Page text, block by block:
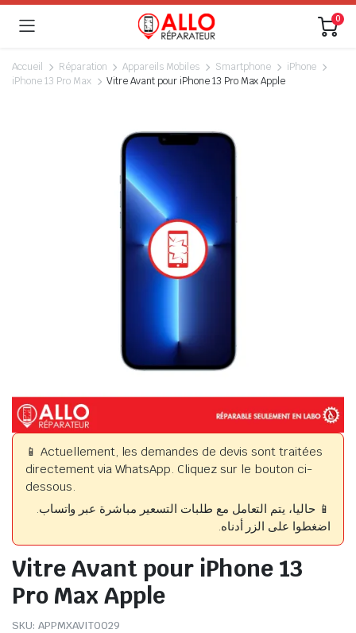
0
Accueil Réparation Appareils Mobiles Smartphone
iPhone
iPhone 13 Pro Max
Vitre Avant pour iPhone 13 Pro Max Apple
📱 Actuellement, les demandes de devis sont traitées
directement via WhatsApp. Cliquez sur le bouton ci-
dessous.
📱 حاليا، يتم التعامل مع طلبات التسعير مباشرة عبر واتساب.
اضغطوا على الزر أدناه.
Vitre Avant pour iPhone 13
Pro Max Apple
SKU: APPMXAVIT0029